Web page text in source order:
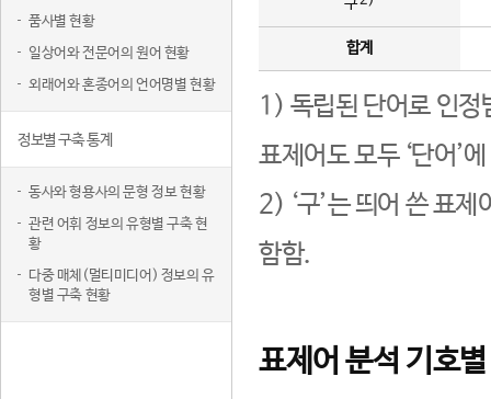
품사별 현황
일상어와 전문어의 원어 현황
외래어와 혼종어의 언어명별 현황
정보별 구축 통계
동사와 형용사의 문형 정보 현황
관련 어휘 정보의 유형별 구축 현
황
다중 매체(멀티미디어) 정보의 유
형별 구축 현황
구
합계
1) 독립된 단어로 인정
표제어도 모두 ‘단어’
2) ‘구’는 띄어 쓴 표
함함.
표제어 분석 기호